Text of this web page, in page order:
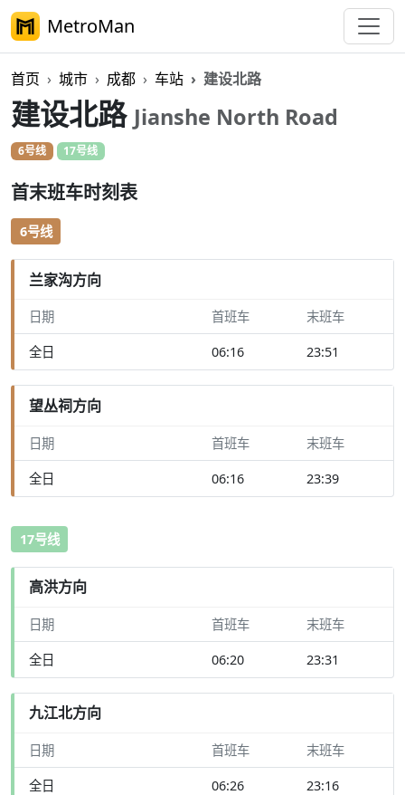
MetroMan
首页 城市 成都 车站 建设北路
建设北路 Jianshe North Road
6号线 17号线
首末班车时刻表
6号线
兰家沟方向
日期 首班车 末班车
全日 06:16 23:51
望丛祠方向
日期 首班车 末班车
全日 06:16 23:39
17号线
高洪方向
日期 首班车 末班车
全日 06:20 23:31
九江北方向
日期 首班车 末班车
全日 06:26 23:16